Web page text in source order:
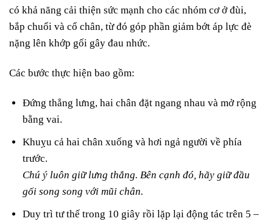
có khả năng cải thiện sức mạnh cho các nhóm cơ ở đùi,
bắp chuối và cổ chân, từ đó góp phần giảm bớt áp lực đè
nặng lên khớp gối gây đau nhức.
Các bước thực hiện bao gồm:
Đứng thẳng lưng, hai chân đặt ngang nhau và mở rộng
bằng vai.
Khuỵu cả hai chân xuống và hơi ngả người về phía
trước.
Chú ý luôn giữ lưng thẳng. Bên cạnh đó, hãy giữ đầu
gối song song với mũi chân.
Duy trì tư thế trong 10 giây rồi lặp lại động tác trên 5 –